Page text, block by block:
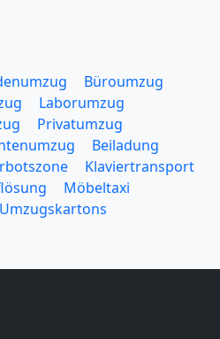
Büroumzug
Laborumzug
Privatumzug
Beiladung
Klaviertransport
Möbeltaxi
Umzugskartons